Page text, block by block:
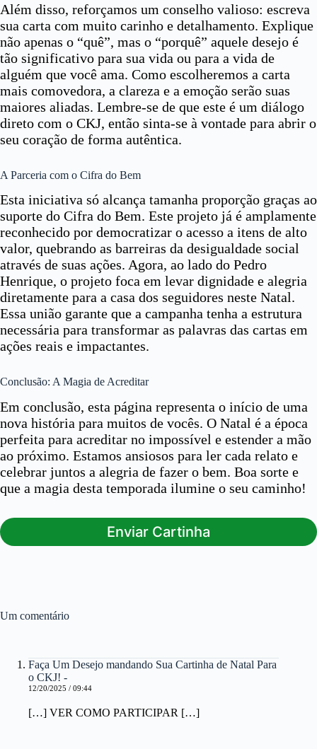
Além disso, reforçamos um conselho valioso: escreva
sua carta com muito carinho e detalhamento. Explique
não apenas o “quê”, mas o “porquê” aquele desejo é
tão significativo para sua vida ou para a vida de
alguém que você ama. Como escolheremos a carta
mais comovedora, a clareza e a emoção serão suas
maiores aliadas. Lembre-se de que este é um diálogo
direto com o CKJ, então sinta-se à vontade para abrir o
seu coração de forma autêntica.
A Parceria com o Cifra do Bem
Esta iniciativa só alcança tamanha proporção graças ao
suporte do Cifra do Bem. Este projeto já é amplamente
reconhecido por democratizar o acesso a itens de alto
valor, quebrando as barreiras da desigualdade social
através de suas ações. Agora, ao lado do Pedro
Henrique, o projeto foca em levar dignidade e alegria
diretamente para a casa dos seguidores neste Natal.
Essa união garante que a campanha tenha a estrutura
necessária para transformar as palavras das cartas em
ações reais e impactantes.
Conclusão: A Magia de Acreditar
Em conclusão, esta página representa o início de uma
nova história para muitos de vocês. O Natal é a época
perfeita para acreditar no impossível e estender a mão
ao próximo. Estamos ansiosos para ler cada relato e
celebrar juntos a alegria de fazer o bem. Boa sorte e
que a magia desta temporada ilumine o seu caminho!
Enviar Cartinha
Um comentário
Faça Um Desejo mandando Sua Cartinha de Natal Para
o CKJ! -
12/20/2025 / 09:44
[…] VER COMO PARTICIPAR […]